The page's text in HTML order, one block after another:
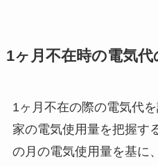
1ヶ月不在時の電気代
1ヶ月不在の際の電気代
家の電気使用量を把握す
の月の電気使用量を基に